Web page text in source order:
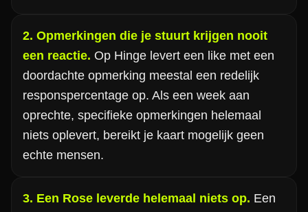
2. Opmerkingen die je stuurt krijgen nooit
een reactie. Op Hinge levert een like met een
doordachte opmerking meestal een redelijk
responspercentage op. Als een week aan
oprechte, specifieke opmerkingen helemaal
niets oplevert, bereikt je kaart mogelijk geen
echte mensen.
3. Een Rose leverde helemaal niets op. Een